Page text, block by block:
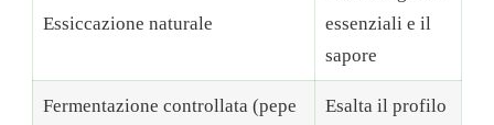
Essiccazione naturale
essenziali e il
sapore
Fermentazione controllata (pepe
Esalta il profilo